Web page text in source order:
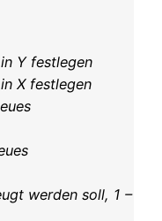
Y festlegen
X festlegen
werden soll, 1 –